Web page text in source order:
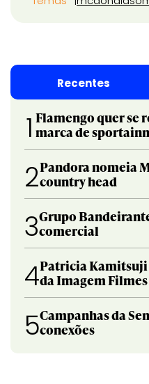
Recentes
1 Flamengo quer se
marca de
2Pandora nomeia
country head
3Grupo
comercial
4Patricia Kamitsuji
da Imagem Filmes
5Campanhas da
conexões